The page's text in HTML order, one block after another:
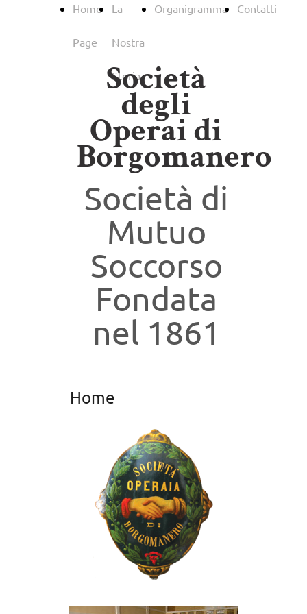
Home
Page
La
Nostra
Storia
Organigramma Contatti
Società
degli
Operai di
Borgomanero
Società di
Mutuo
Soccorso
Fondata
nel 1861
Home